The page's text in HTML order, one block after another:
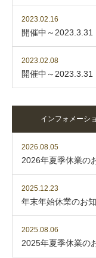
2023.02.16
開催中～
2023.02.08
開催中～
インフォメーシ
2026.08.05
2026年夏季休業の
2025.12.23
年末年始休業のお
2025.08.06
2025年夏季休業の